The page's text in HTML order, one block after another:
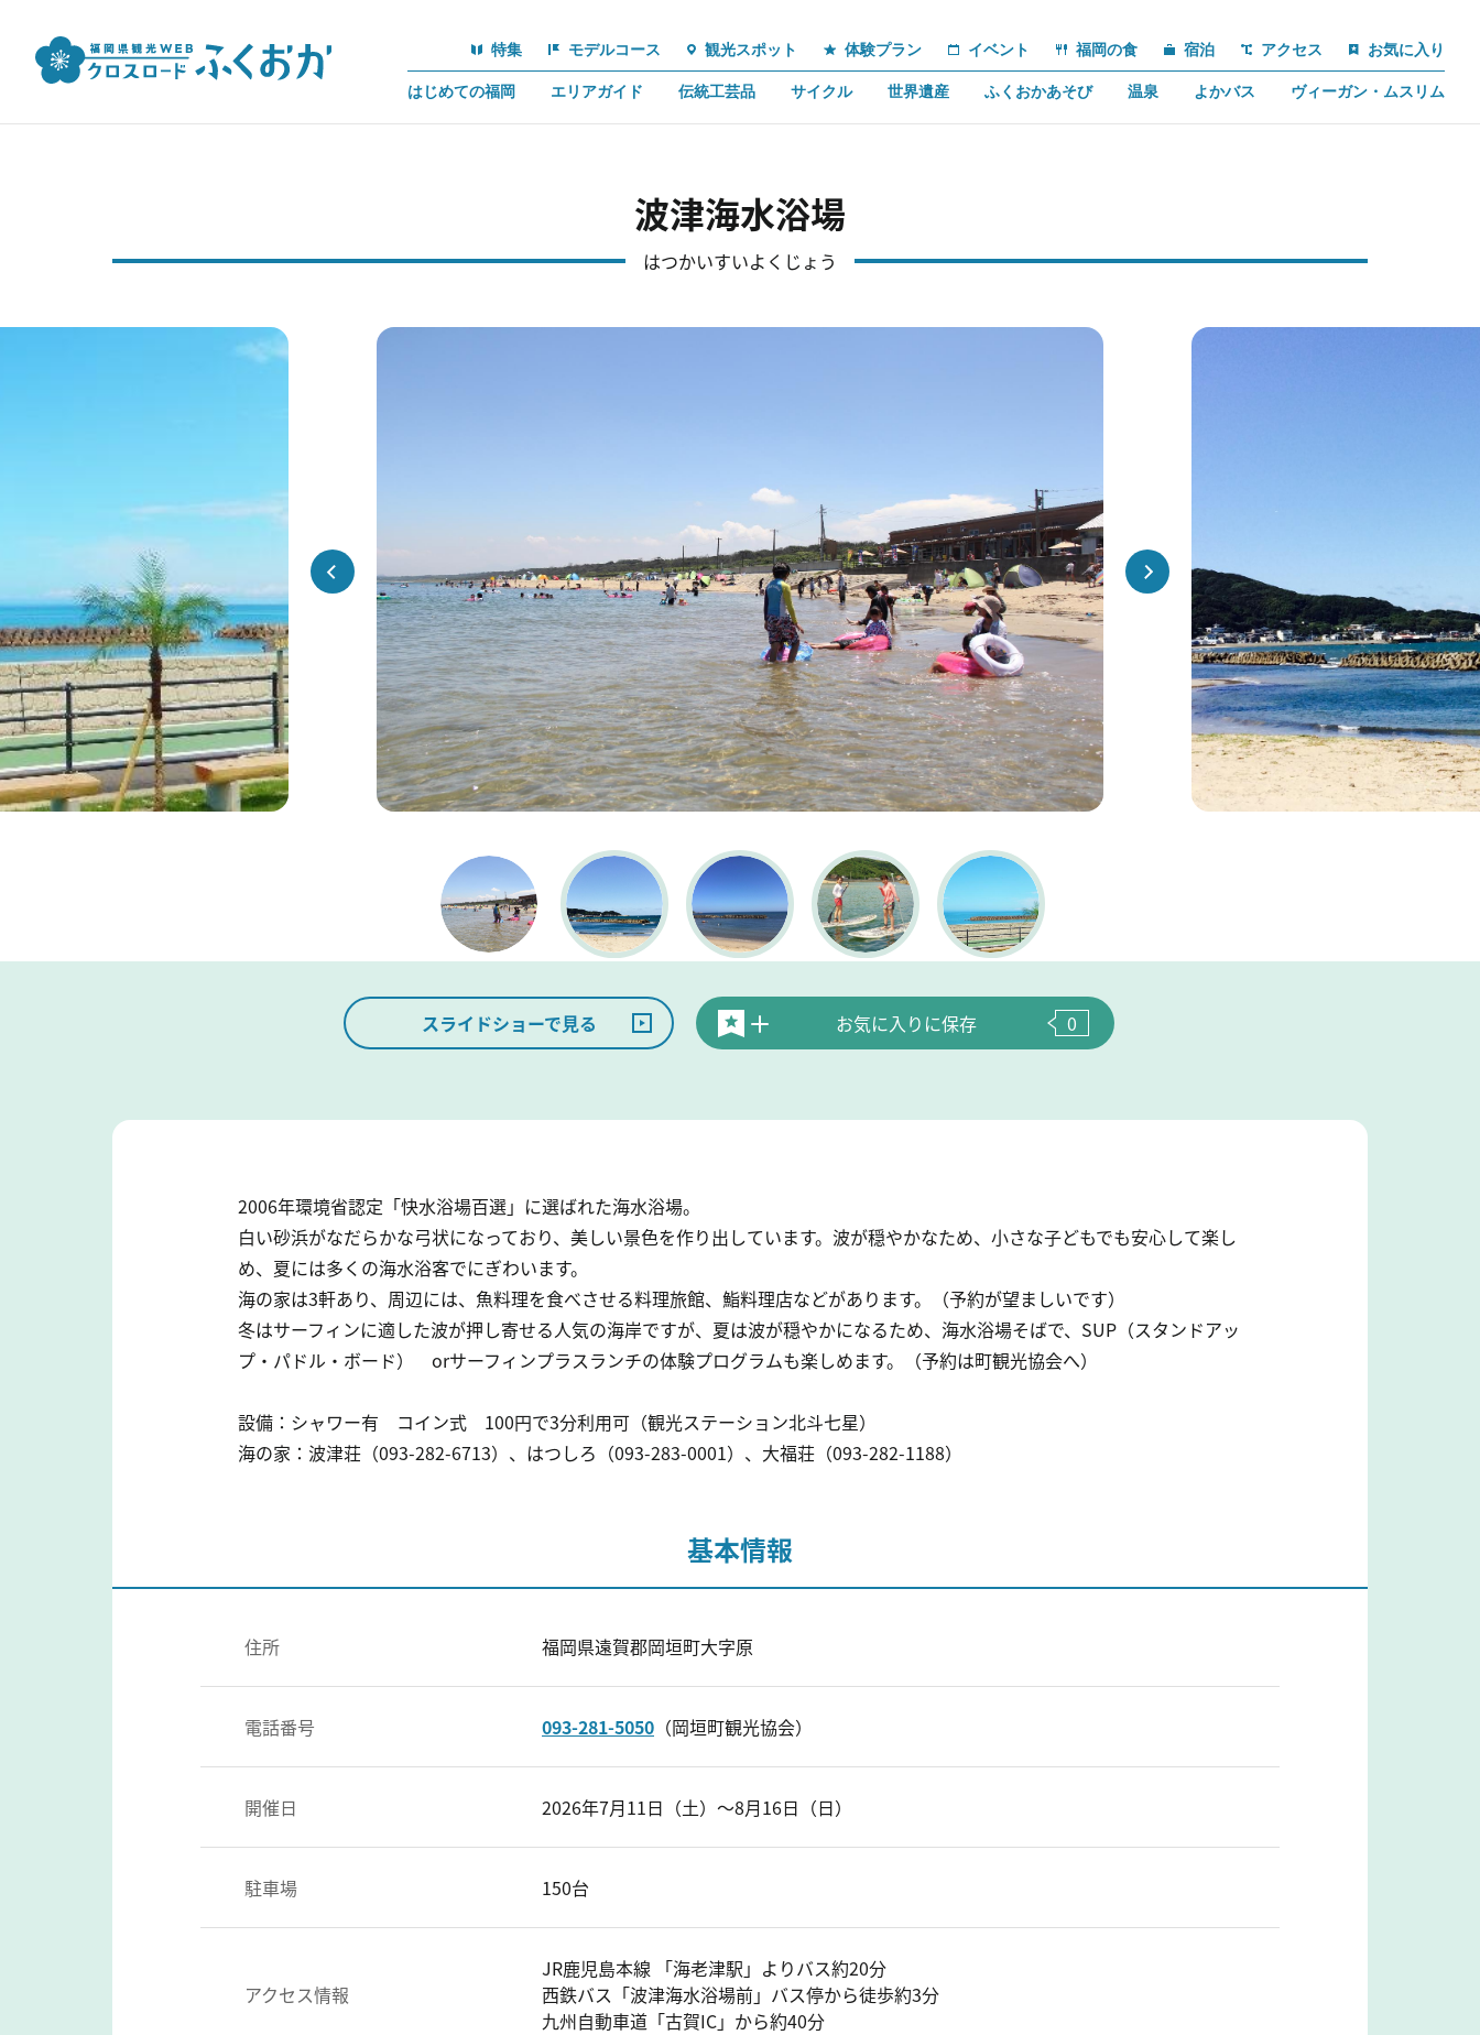
特集 モデルコース 観光スポット 体験プラン イベント 福岡の食 宿泊 アクセス お気に入り
はじめての福岡 エリアガイド 伝統工芸品 サイクル 世界遺産 ふくおかあそび 温泉 よかバス ヴィーガン・ムスリム
波津海水浴場
はつかいすいよくじょう
スライドショーで見る お気に入りに保存 0
2006年環境省認定「快水浴場百選」に選ばれた海水浴場。
白い砂浜がなだらかな弓状になっており、美しい景色を作り出しています。波が穏やかなため、小さな子どもでも安心して楽し
め、夏には多くの海水浴客でにぎわいます。
海の家は3軒あり、周辺には、魚料理を食べさせる料理旅館、鮨料理店などがあります。（予約が望ましいです）
冬はサーフィンに適した波が押し寄せる人気の海岸ですが、夏は波が穏やかになるため、海水浴場そばで、SUP（スタンドアッ
プ・パドル・ボード） orサーフィンプラスランチの体験プログラムも楽しめます。（予約は町観光協会へ）
設備：シャワー有 コイン式 100円で3分利用可（観光ステーション北斗七星）
海の家：波津荘（093-282-6713）、はつしろ（093-283-0001）、大福荘（093-282-1188）
基本情報
住所 福岡県遠賀郡岡垣町大字原
電話番号 093-281-5050 （岡垣町観光協会）
開催日 2026年7月11日（土）～8月16日（日）
駐車場 150台
アクセス情報
JR鹿児島本線 「海老津駅」よりバス約20分
西鉄バス「波津海水浴場前」バス停から徒歩約3分
九州自動車道「古賀IC」から約40分